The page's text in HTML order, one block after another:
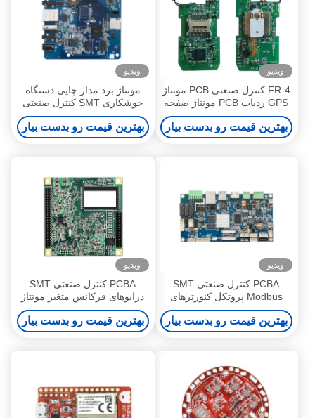
ویدیو
FR-4 کنترل صنعتی PCB مونتاژ
GPS ردیاب PCB مونتاژ صفحه
مدار چاپی
بهترین قیمت رو بدست بیار
ویدیو
مونتاژ برد مدار چاپی دستگاه
جوشکاری SMT کنترل صنعتی
PCBA
بهترین قیمت رو بدست بیار
ویدیو
PCBA کنترل صنعتی SMT
Modbus پروتکل کنورترهای
مجتمع صفحه مدار چاپی
بهترین قیمت رو بدست بیار
ویدیو
PCBA کنترل صنعتی SMT
درایوهای فرکانس متغیر مونتاژ
صفحه مدار چاپی
بهترین قیمت رو بدست بیار